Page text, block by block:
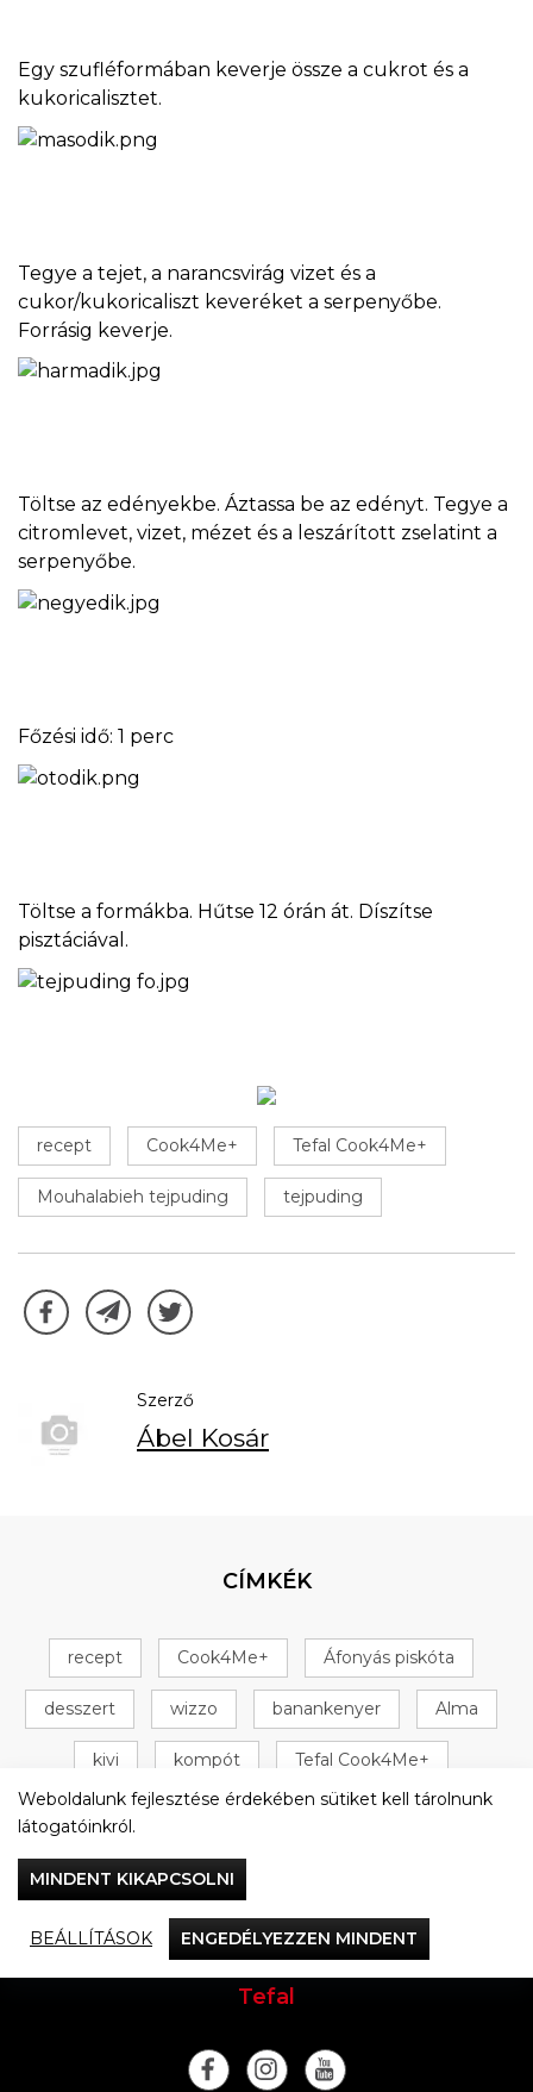
Egy szufléformában keverje össze a cukrot és a
kukoricalisztet.
Tegye a tejet, a narancsvirág vizet és a
cukor/kukoricaliszt keveréket a serpenyőbe.
Forrásig keverje.
Töltse az edényekbe. Áztassa be az edényt. Tegye a
citromlevet, vizet, mézet és a leszárított zselatint a
serpenyőbe.
Főzési idő: 1 perc
Töltse a formákba. Hűtse 12 órán át. Díszítse
pisztáciával.
recept Cook4Me+ Tefal Cook4Me+
Mouhalabieh tejpuding tejpuding
Szerző
Ábel Kosár
CÍMKÉK
recept Cook4Me+ Áfonyás piskóta
desszert wizzo banankenyer Alma
kivi kompót Tefal Cook4Me+
+ 16 következő
Vacsorázzunk együtt
Tefal
Weboldalunk fejlesztése érdekében sütiket kell tárolnunk
látogatóinkról.
MINDENT KIKAPCSOLNI
BEÁLLÍTÁSOK ENGEDÉLYEZZEN MINDENT